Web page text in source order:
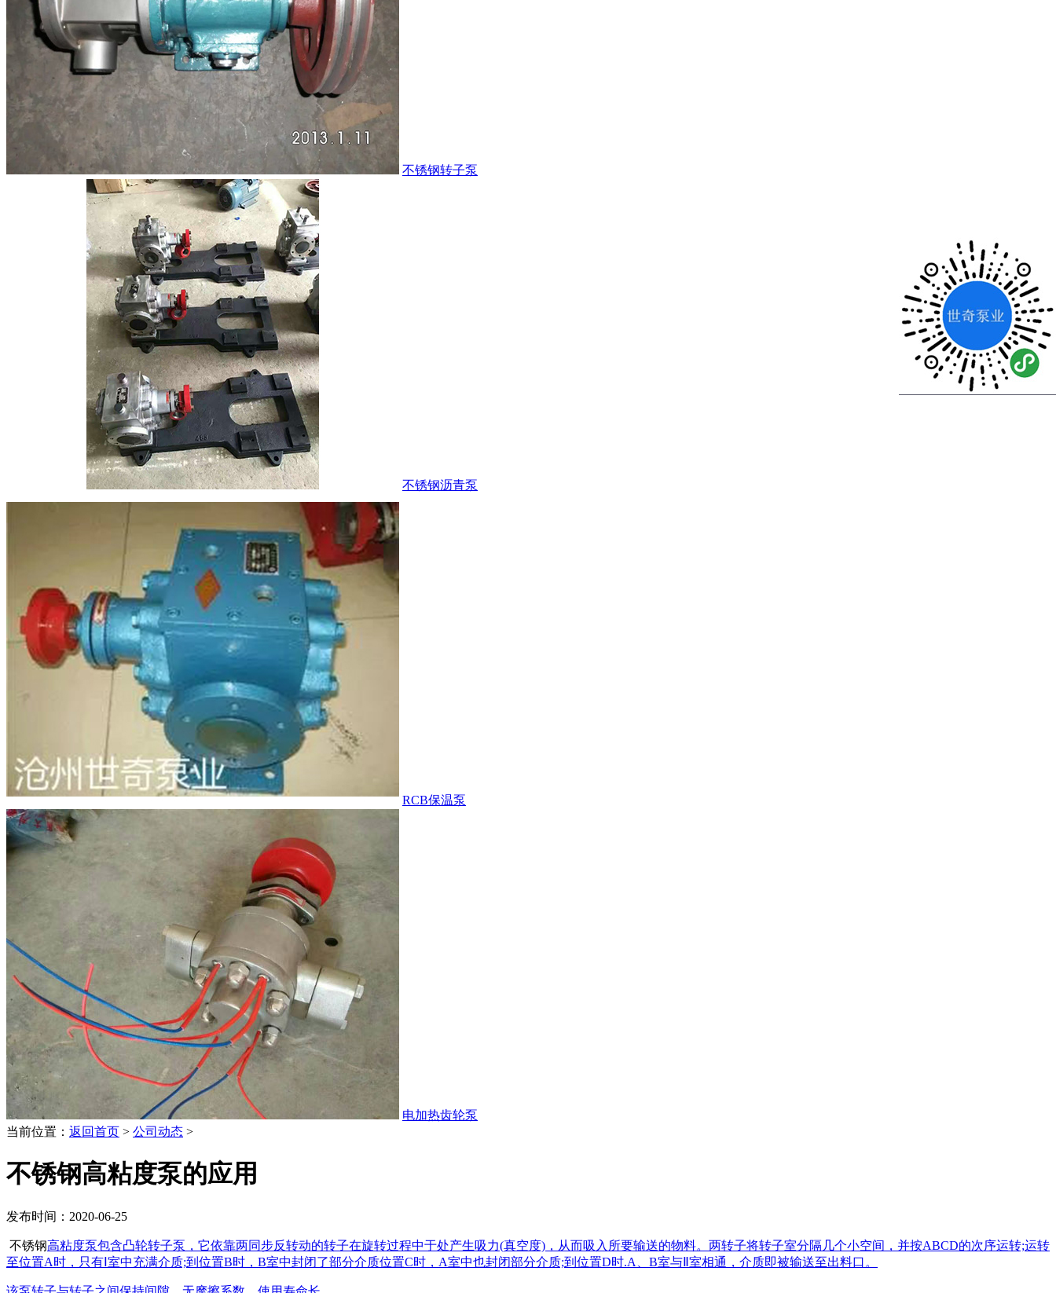
不锈钢转子泵
不锈钢沥青泵
RCB保温泵
电加热齿轮泵
当前位置： 返回首页 > 公司动态 >
不锈钢高粘度泵的应用
发布时间：2020-06-25
不锈钢高粘度泵包含凸轮转子泵，它依靠两同步反转动的转子在旋转过程中于处产生吸力(真空度)，从而吸入所要输送的物料。两转子将转子室分隔几个小空间，并按ABCD的次序运转;运转
至位置A时，只有Ⅰ室中充满介质;到位置B时，B室中封闭了部分介质位置C时，A室中也封闭部分介质;到位置D时.A、B室与Ⅱ室相通，介质即被输送至出料口。